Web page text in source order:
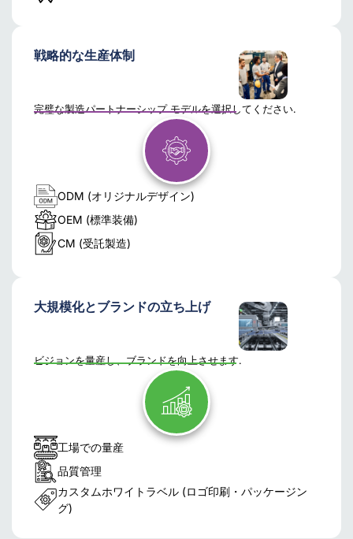
戦略的な生産体制
完璧な製造パートナーシップ モデルを選択してください.
ODM (オリジナルデザイン)
OEM (標準装備)
CM (受託製造)
大規模化とブランドの立ち上げ
ビジョンを量産し、ブランドを向上させます.
工場での量産
品質管理
カスタムホワイトラベル (ロゴ印刷・パッケージン
グ)